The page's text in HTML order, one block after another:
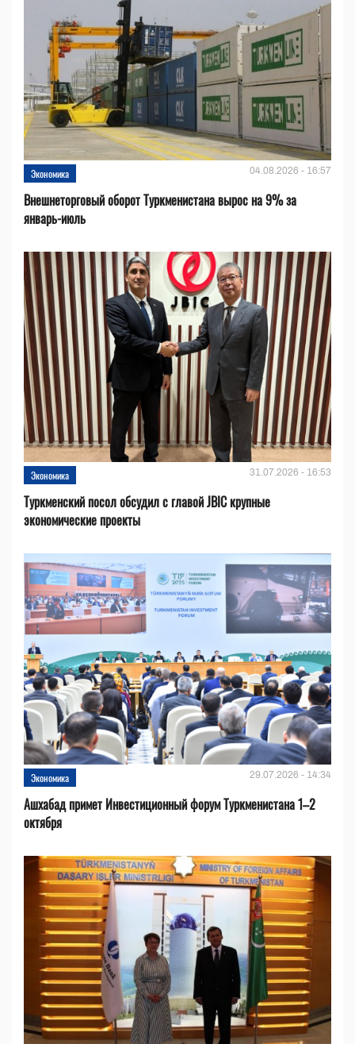
Экономика 04.08.2026 - 16:57
Внешнеторговый оборот Туркменистана вырос на 9% за
январь-июль
Экономика 31.07.2026 - 16:53
Туркменский посол обсудил с главой JBIC крупные
экономические проекты
Экономика 29.07.2026 - 14:34
Ашхабад примет Инвестиционный форум Туркменистана 1–2
октября